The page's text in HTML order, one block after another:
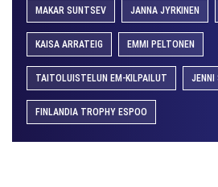
MAKAR SUNTSEV JANNA JYRKINEN
KAISA ARRATEIG EMMI PELTONEN
TAITOLUISTELUN EM-KILPAILUT JENNI
FINLANDIA TROPHY ESPOO